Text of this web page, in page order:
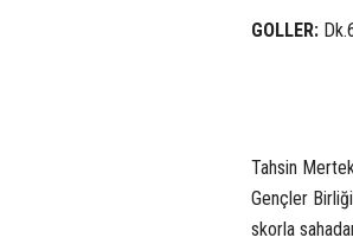
GOLLER:
Tahsin
Gençler
skorla